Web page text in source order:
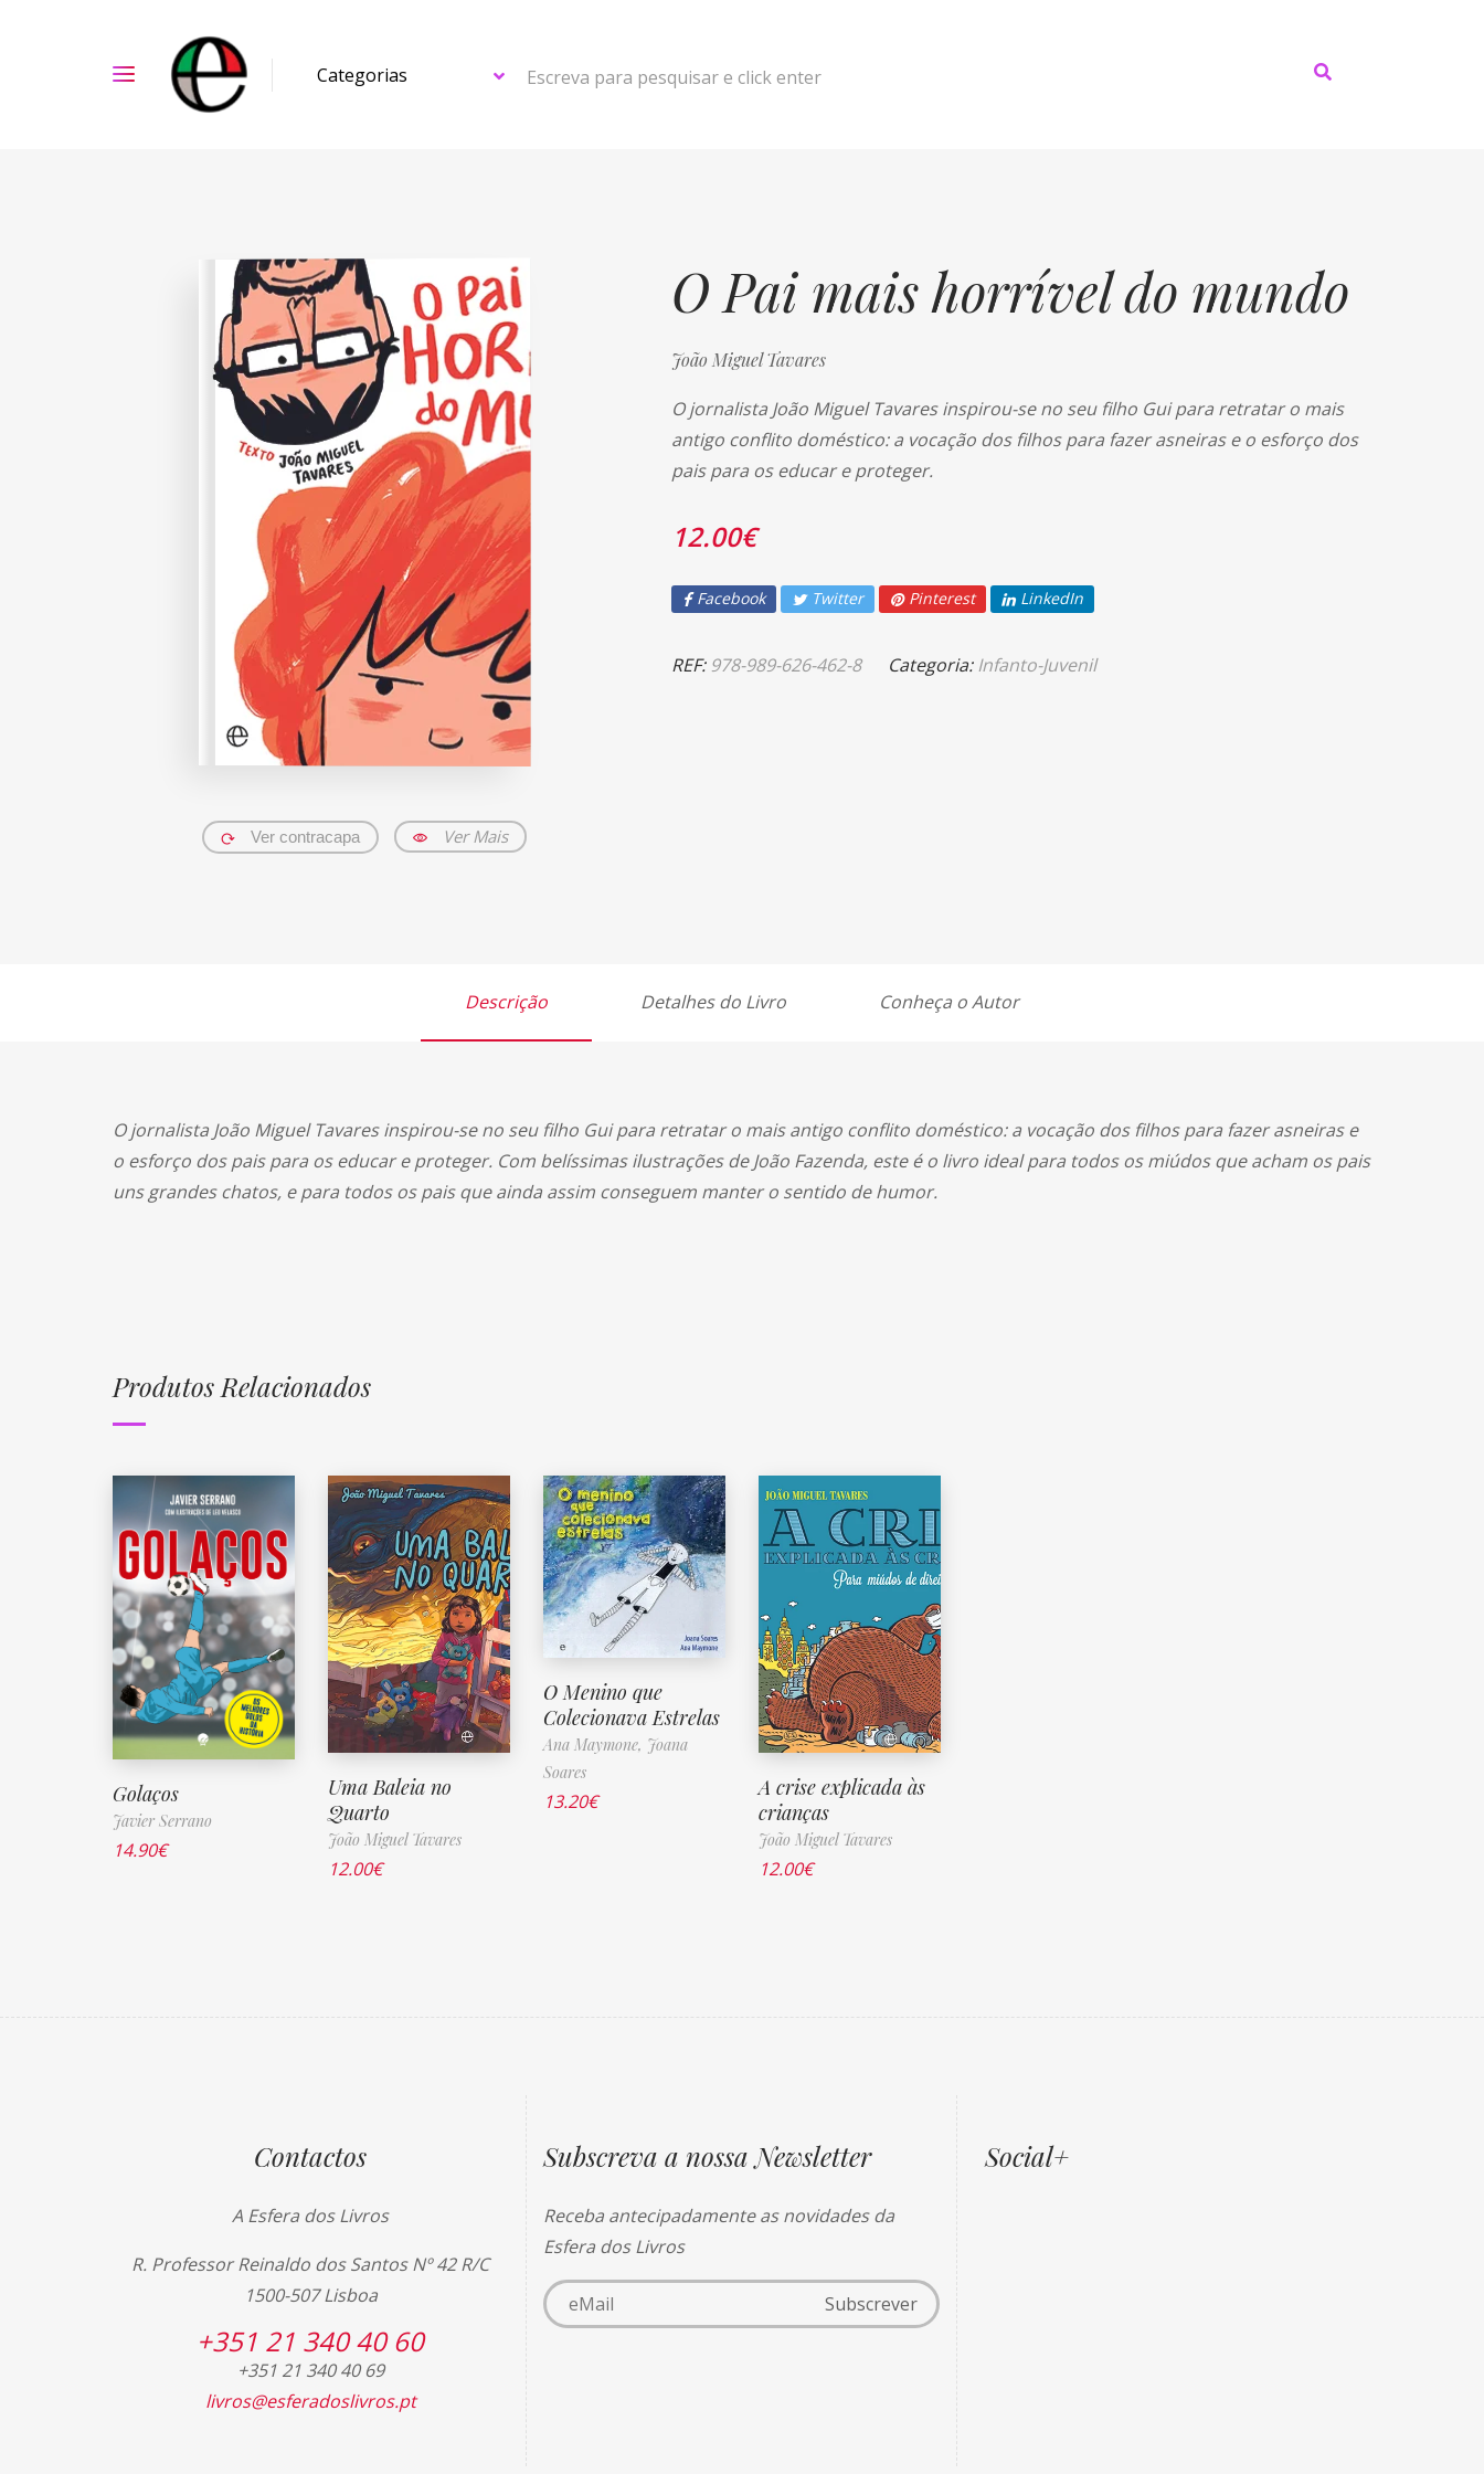
Escreva para pesquisar e click enter
Ver contracapa Ver Mais
O Pai mais horrível do mundo
João Miguel Tavares
O jornalista João Miguel Tavares inspirou-se no seu filho Gui para retratar o mais
antigo conflito doméstico: a vocação dos filhos para fazer asneiras e o esforço dos
pais para os educar e proteger.
12.00€
Facebook Twitter Pinterest LinkedIn
REF:978-989-626-462-8 Categoria:Infanto-Juvenil
Descrição Detalhes do Livro Conheça o Autor
O jornalista João Miguel Tavares inspirou-se no seu filho Gui para retratar o mais antigo conflito doméstico: a vocação dos filhos para fazer asneiras e
o esforço dos pais para os educar e proteger. Com belíssimas ilustrações de João Fazenda, este é o livro ideal para todos os miúdos que acham os pais
uns grandes chatos, e para todos os pais que ainda assim conseguem manter o sentido de humor.
Produtos Relacionados
Golaços
Javier Serrano
14.90€
Uma Baleia no
Quarto
João Miguel Tavares
12.00€
O Menino que
Colecionava Estrelas
Ana Maymone, Joana
Soares
13.20€
A crise explicada às
crianças
João Miguel Tavares
12.00€
Contactos
A Esfera dos Livros
R. Professor Reinaldo dos Santos Nº 42 R/C
1500-507 Lisboa
+351 21 340 40 60
+351 21 340 40 69
livros@esferadoslivros.pt
Subscreva a nossa Newsletter
Receba antecipadamente as novidades da
Esfera dos Livros
Social+